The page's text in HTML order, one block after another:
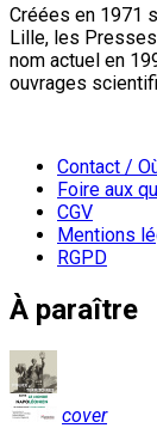
Créées en 1971
Lille, les
nom actuel en
ouvrages
Contact /
Foire aux
CGV
Mentions
RGPD
À paraître
cover